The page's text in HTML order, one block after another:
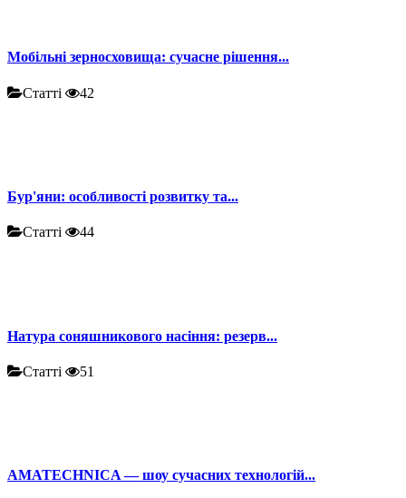
Мобільні зерносховища: сучасне рішення...
Статті 42
Бур'яни: особливості розвитку та...
Статті 44
Натура соняшникового насіння: резерв...
Статті 51
AMATECHNICA — шоу сучасних технологій...